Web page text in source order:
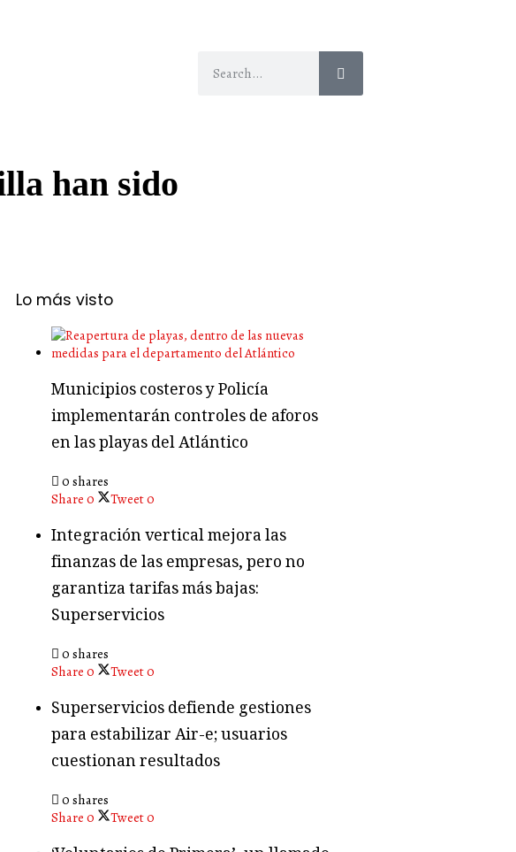
han sido
Lo más visto
Municipios costeros y Policía
implementarán controles de aforos
en las playas del Atlántico
0 shares
Share 0 Tweet0
Integración vertical mejora las
finanzas de las empresas, pero no
garantiza tarifas más bajas:
Superservicios
0 shares
Share 0 Tweet0
Superservicios defiende gestiones
para estabilizar Air-e; usuarios
cuestionan resultados
0 shares
Share 0 Tweet0